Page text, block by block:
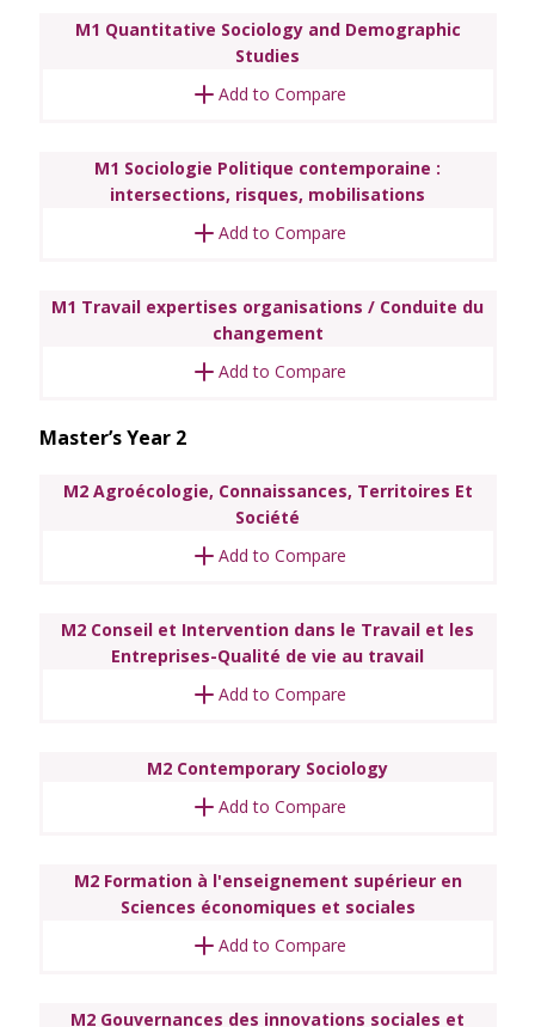
M1 Quantitative Sociology and Demographic
Studies
Add to Compare
M1 Sociologie Politique contemporaine :
intersections, risques, mobilisations
Add to Compare
M1 Travail expertises organisations / Conduite du
changement
Add to Compare
Master’s Year 2
M2 Agroécologie, Connaissances, Territoires Et
Société
Add to Compare
M2 Conseil et Intervention dans le Travail et les
Entreprises-Qualité de vie au travail
Add to Compare
M2 Contemporary Sociology
Add to Compare
M2 Formation à l'enseignement supérieur en
Sciences économiques et sociales
Add to Compare
M2 Gouvernances des innovations sociales et